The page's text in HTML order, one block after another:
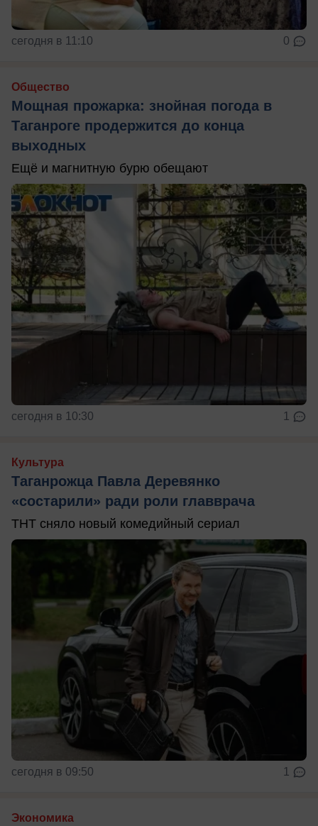
сегодня в 11:10 0
Общество
Мощная прожарка: знойная погода в
Таганроге продержится до конца
выходных
Ещё и магнитную бурю обещают
сегодня в 10:30 1
Культура
Таганрожца Павла Деревянко
«состарили» ради роли главврача
ТНТ сняло новый комедийный сериал
сегодня в 09:50 1
Экономика